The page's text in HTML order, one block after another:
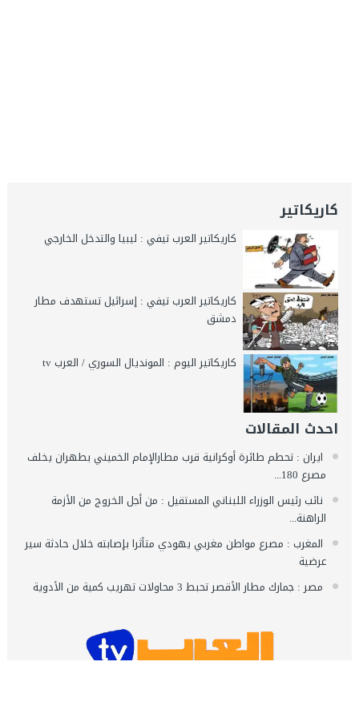
كاريكاتير
كاريكاتير العرب تيفي : ليبيا والتدخل الخارجي
كاريكاتير العرب تيفي : إسرائيل تستهدف مطار
دمشق
كاريكاتير اليوم : المونديال السوري / العرب tv
احدث المقالات
ايران : تحطم طائرة أوكرانية قرب مطارالإمام الخميني بطهران يخلف
مصرع 180...
نائب رئيس الوزراء اللبناني المستقيل : من أجل الخروج من الأزمة
الراهنة...
المغرب : مصرع مواطن مغربي يهودي متأثرا بإصابته خلال حادثة سير
عرضية
مصر : جمارك مطار الأقصر تحبط 3 محاولات تهريب كمية من الأدوية